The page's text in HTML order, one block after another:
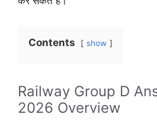
Contents show
Railway Group D
2026 Overview